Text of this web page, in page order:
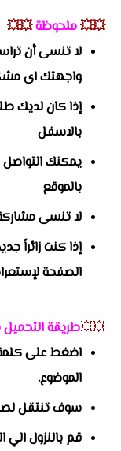
💥💥ملحوظة💥💥
لا تنسى أن
واجهتك اى
إذا كان لديك
بالاسفل
يمكنك
بالموقع
لا تنسى مشاركة
إذا كنت زائراً
الصفحة
💥💥طريقة
اضغط على
الموضوع.
سوف تنتقل
قم بالنزول الي